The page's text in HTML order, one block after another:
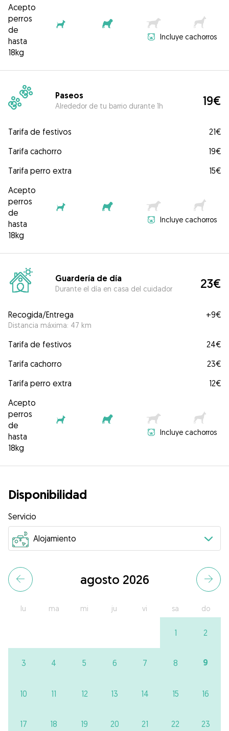
Acepto
perros
de
hasta
18kg
Incluye cachorros
Paseos
Alrededor de tu barrio durante 1h 19€
Tarifa de festivos
21€
Tarifa cachorro
19€
Tarifa perro extra
15€
Acepto
perros
de
hasta
18kg
Incluye cachorros
Guardería de día
Durante el día en casa del cuidador 23€
Recogida/Entrega
Distancia máxima: 47 km
+9€
Tarifa de festivos
24€
Tarifa cachorro
23€
Tarifa perro extra
12€
Acepto
perros
de
hasta
18kg
Incluye cachorros
Disponibilidad
Servicio
agosto 2026
lu ma mi ju vi sa do
1 2
3 4 5 6 7 8 9
10 11 12 13 14 15 16
17 18 19 20 21 22 23